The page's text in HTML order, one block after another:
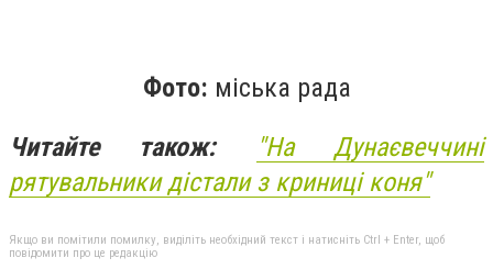
Фото: міська рада
Читайте також:
"На Дунаєвеччині
рятувальники дістали з криниці коня"
Якщо ви помітили помилку, виділіть необхідний текст і натисніть Ctrl + Enter, щоб
повідомити про це редакцію